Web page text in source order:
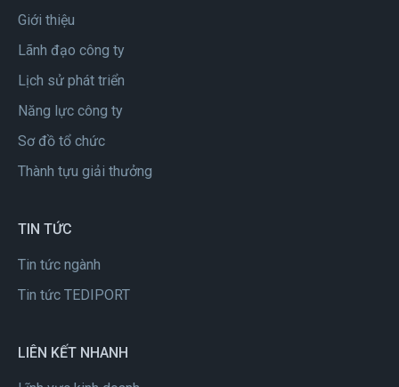
Giới thiệu
Lãnh đạo công ty
Lịch sử phát triển
Năng lực công ty
Sơ đồ tổ chức
Thành tựu giải thưởng
TIN TỨC
Tin tức ngành
Tin tức TEDIPORT
LIÊN KẾT NHANH